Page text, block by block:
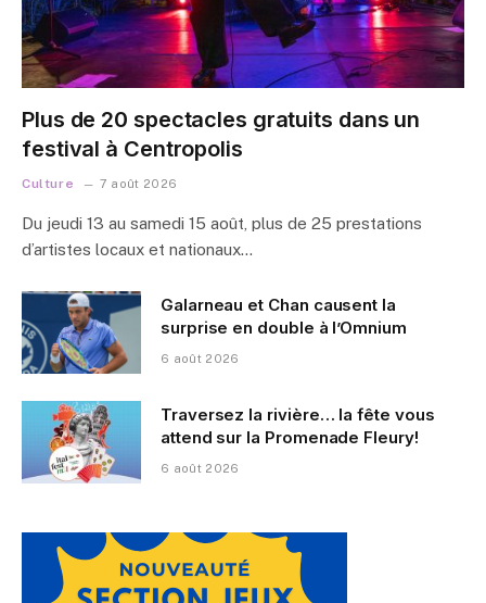
Plus de 20 spectacles gratuits dans un
festival à Centropolis
Culture 7 août 2026
Du jeudi 13 au samedi 15 août, plus de 25 prestations
d’artistes locaux et nationaux…
Galarneau et Chan causent la
surprise en double à l’Omnium
6 août 2026
Traversez la rivière… la fête vous
attend sur la Promenade Fleury!
6 août 2026